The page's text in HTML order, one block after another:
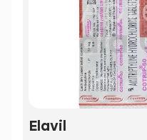
Elavil